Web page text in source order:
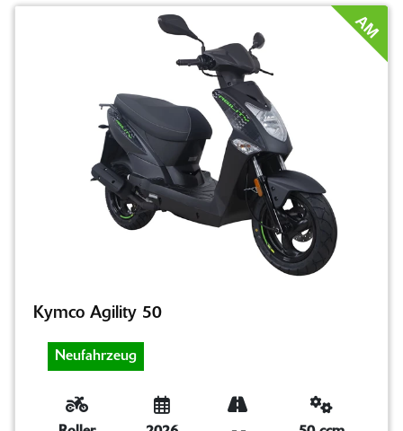
Kymco Agility 50
Neufahrzeug
AM